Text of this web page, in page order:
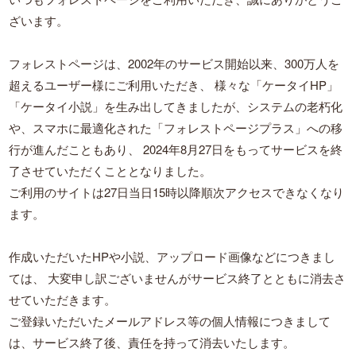
ざいます。
フォレストページは、2002年のサービス開始以来、300万人を
超えるユーザー様にご利用いただき、
様々な「ケータイHP」
「ケータイ小説」を生み出してきましたが、システムの老朽化
や、スマホに最適化された「フォレストページプラス」への移
行が進んだこともあり、
2024年8月27日をもってサービスを終
了させていただくこととなりました。
ご利用のサイトは27日当日15時以降順次アクセスできなくなり
ます。
作成いただいたHPや小説、アップロード画像などにつきまし
ては、
大変申し訳ございませんがサービス終了とともに消去さ
せていただきます。
ご登録いただいたメールアドレス等の個人情報につきまして
は、サービス終了後、責任を持って消去いたします。